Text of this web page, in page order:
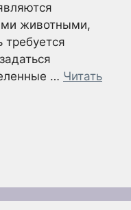
животными,
… Читать